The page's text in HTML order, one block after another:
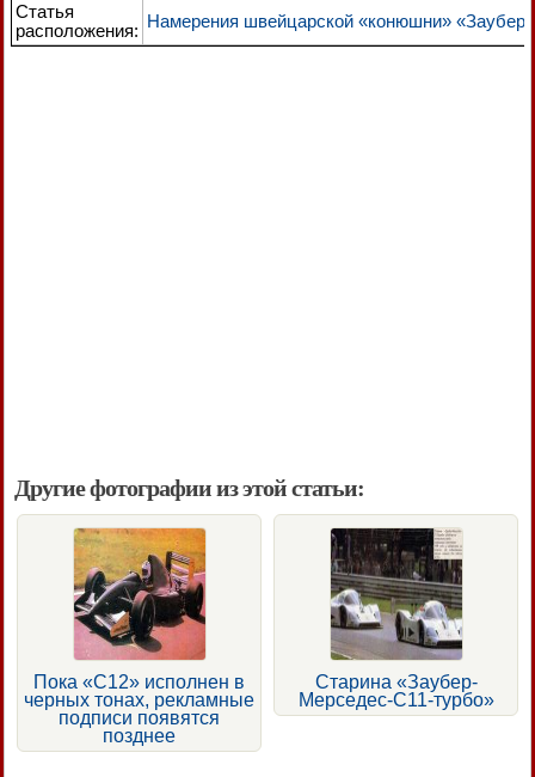
Статья
расположения: Намерения швейцарской «конюшни»
Другие фотографии из этой статьи:
Пока «С12» исполнен в
черных тонах, рекламные
подписи появятся
позднее
Старина «Заубер-
Мерседес-С11-турбо»